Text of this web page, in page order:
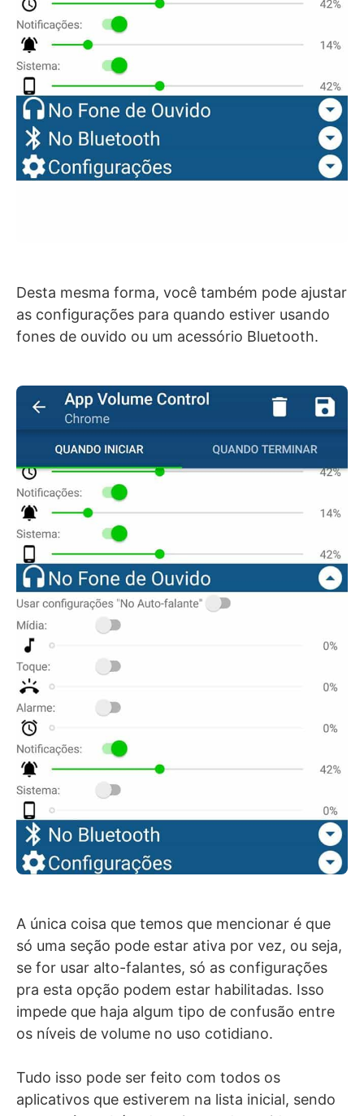
Desta mesma forma, você também pode ajustar
as configurações para quando estiver usando
fones de ouvido ou um acessório Bluetooth.
A única coisa que temos que mencionar é que
só uma seção pode estar ativa por vez, ou seja,
se for usar alto-falantes, só as configurações
pra esta opção podem estar habilitadas. Isso
impede que haja algum tipo de confusão entre
os níveis de volume no uso cotidiano.
Tudo isso pode ser feito com todos os
aplicativos que estiverem na lista inicial, sendo